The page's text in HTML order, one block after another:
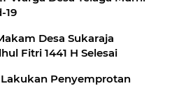
19
Desa Sukaraja
Fitri 1441 H Selesai